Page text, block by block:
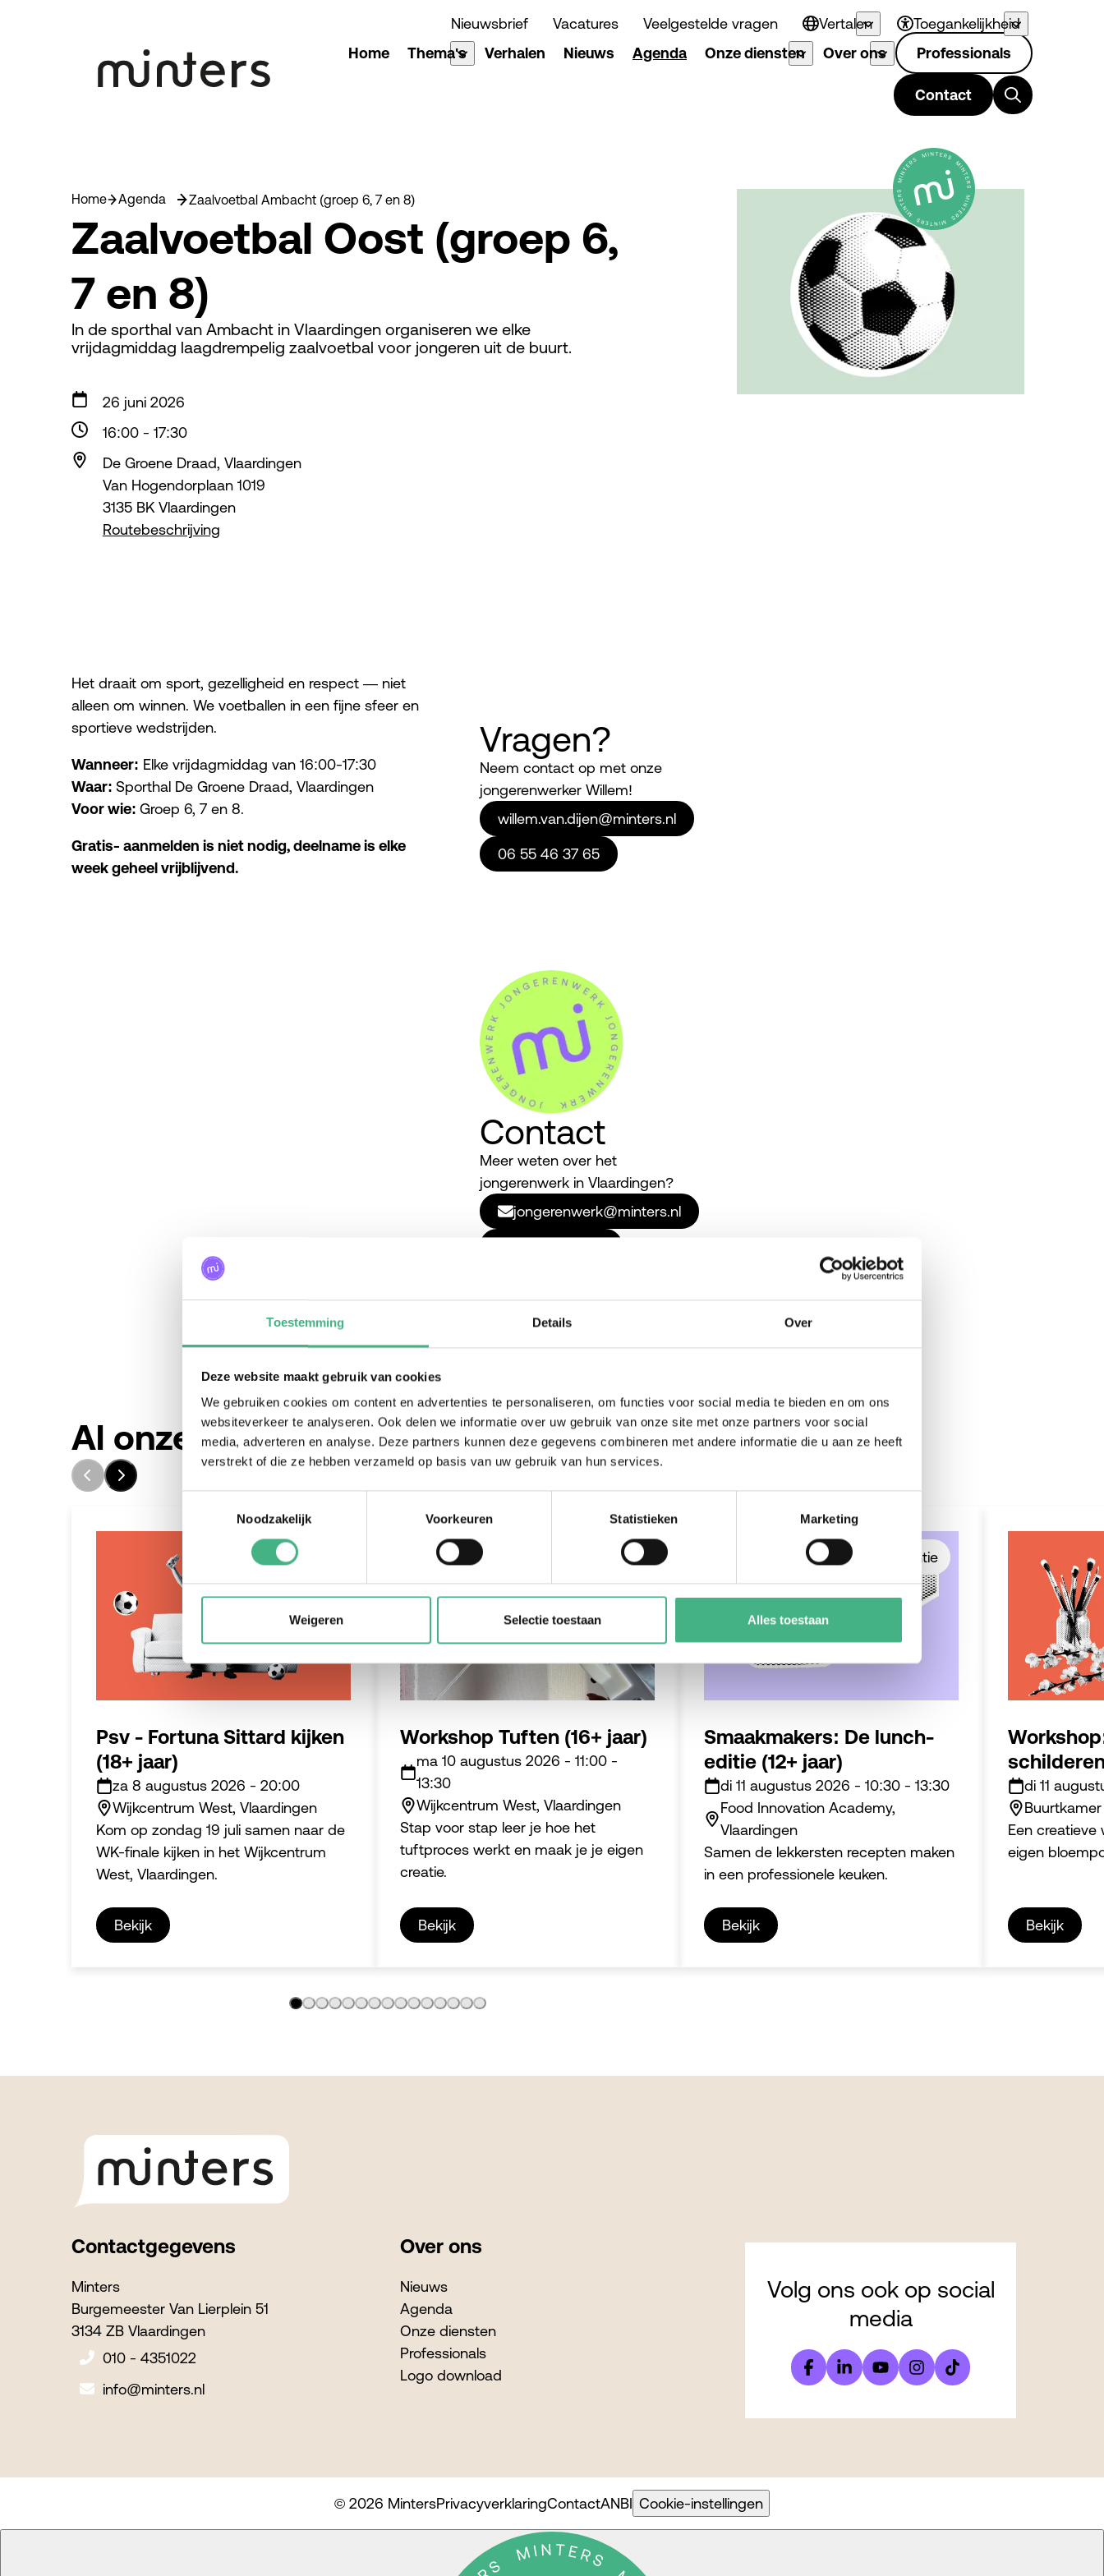
Toestemming Details Over
Deze website maakt gebruik van cookies
We gebruiken cookies om content en advertenties te personaliseren, om functies voor social media te bieden en om ons
websiteverkeer te analyseren. Ook delen we informatie over uw gebruik van onze site met onze partners voor social
media, adverteren en analyse. Deze partners kunnen deze gegevens combineren met andere informatie die u aan ze heeft
verstrekt of die ze hebben verzameld op basis van uw gebruik van hun services.
Noodzakelijk
Voorkeuren Statistieken Marketing
Weigeren Selectie toestaan Alles toestaan
Nieuwsbrief Vacatures Veelgestelde vragen Vertalen
Toegankelijkheid
Home
Thema's Verhalen Nieuws Agenda Onze diensten Over ons Professionals
Contact
Zaalvoetbal Oost (groep 6,
7 en 8)
In de sporthal van Ambacht in Vlaardingen organiseren we elke
vrijdagmiddag laagdrempelig zaalvoetbal voor jongeren uit de buurt.
26 juni 2026
16:00- 17:30
De Groene Draad, Vlaardingen
Van Hogendorplaan 1019
3135 BK Vlaardingen
Routebeschrijving
Home Agenda Zaalvoetbal Ambacht (groep 6, 7 en 8)
Het draait om sport, gezelligheid en respect — niet
alleen om winnen. We voetballen in een fijne sfeer en
sportieve wedstrijden.
Wanneer: Elke vrijdagmiddag van 16:00-17:30
Waar: Sporthal De Groene Draad, Vlaardingen
Voor wie: Groep 6, 7 en 8.
Gratis- aanmelden is niet nodig, deelname is elke
week geheel vrijblijvend.
Vragen?
Neem contact op met onze
jongerenwerker Willem!
willem.van.dijen@minters.nl
06 55 46 37 65
Contact
Meer weten over het
jongerenwerk in Vlaardingen?
jongerenwerk@minters.nl
Al onze activiteiten
Psv - Fortuna Sittard kijken
(18+ jaar)
za 8 augustus 2026 - 20:00
Wijkcentrum West, Vlaardingen
Kom op zondag 19 juli samen naar de
WK-finale kijken in het Wijkcentrum
West, Vlaardingen.
Bekijk
#jongeren
Workshop Tuften (16+ jaar)
ma 10 augustus 2026 - 11:00 -
13:30
Wijkcentrum West, Vlaardingen
Stap voor stap leer je hoe het
tuftproces werkt en maak je je eigen
creatie.
Bekijk
#jongeren
Smaakmakers: De lunch-
editie (12+ jaar)
di 11 augustus 2026 - 10:30 - 13:30
Food Innovation Academy,
Vlaardingen
Samen de lekkersten recepten maken
in een professionele keuken.
Bekijk
#zomervakantie
di 11
Buurtkamer
Een creatieve
eigen
Bekijk
Contactgegevens
Minters
Burgemeester Van Lierplein 51
3134 ZB Vlaardingen
010 - 4351022
info@minters.nl
Over ons
Nieuws
Agenda
Onze diensten
Professionals
Logo download
Volg ons ook op social
media
© 2026 MintersPrivacyverklaringContactANBI Cookie-instellingen